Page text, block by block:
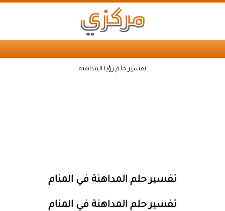
تفسير حلم رؤيا المداهنة
تفسير حلم المداهنة في المنام
تفسير حلم المداهنة في المنام